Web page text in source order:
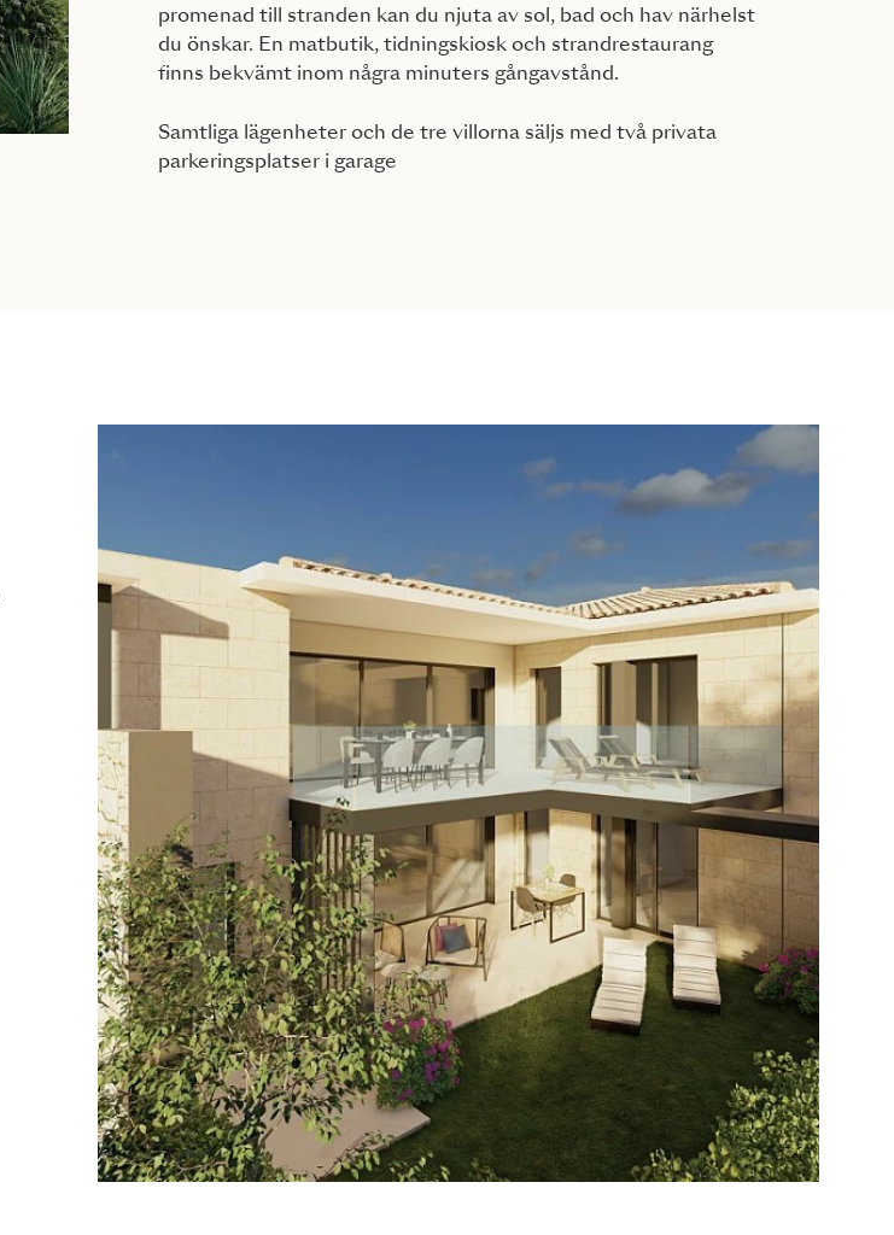
promenad till stranden kan du njuta av sol, bad och hav närhelst
du önskar. En matbutik, tidningskiosk och strandrestaurang
finns bekvämt inom några minuters gångavstånd.
Samtliga lägenheter och de tre villorna säljs med två privata
parkeringsplatser i garage